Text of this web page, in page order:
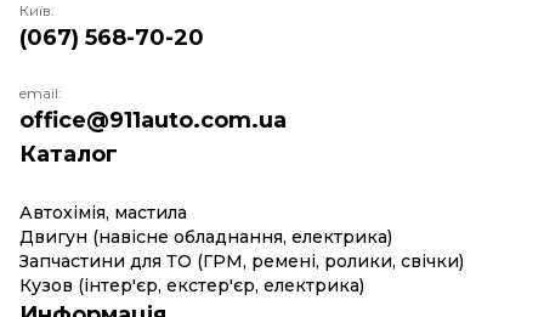
Каталог
Автохімія, мастила
Двигун (навісне обладнання, електрика)
Запчастини для ТО (ГРМ, ремені, ролики, свічки)
Кузов (інтер'єр, екстер'єр, електрика)
Київ:
(067) 568-70-20
email:
office@911auto.com.ua